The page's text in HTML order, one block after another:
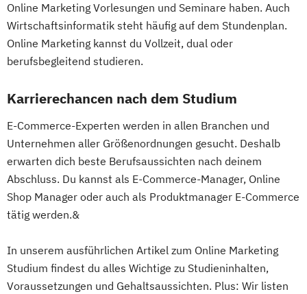
Online Marketing Vorlesungen und Seminare haben. Auch
Wirtschaftsinformatik steht häufig auf dem Stundenplan.
Online Marketing kannst du Vollzeit, dual oder
berufsbegleitend studieren.
Karrierechancen nach dem Studium
E-Commerce-Experten werden in allen Branchen und
Unternehmen aller Größenordnungen gesucht. Deshalb
erwarten dich beste Berufsaussichten nach deinem
Abschluss. Du kannst als E-Commerce-Manager, Online
Shop Manager oder auch als Produktmanager E-Commerce
tätig werden.&
In unserem ausführlichen Artikel zum Online Marketing
Studium findest du alles Wichtige zu Studieninhalten,
Voraussetzungen und Gehaltsaussichten. Plus: Wir listen